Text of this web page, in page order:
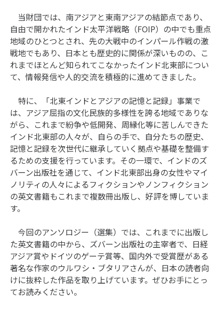
当財団では、南アジアと東南アジアの結節点であり、
自由で開かれたインド太平洋戦略（FOIP）の中でも重点
地域のひとつとされ、先の大戦中のインパール作戦の激
戦地でもあり、日本とも歴史的に関係が深いものの、こ
れまでほとんど知られてこなかったインド北東部につい
て、情報発信や人的交流を積極的に進めてきました。
特に、「北東インドとアジアの記憶と記録」事業で
は、アジア屈指の文化民族的多様性を誇る地域でありな
がら、これまで紛争や低開発、周縁化等に苦しんできた
インド北東部の人々が、自らの手で、自分たちの歴史、
記憶と記録を次世代に継承していく拠点や基礎を整備す
るための支援を行っています。その一環で、インドのズ
バーン出版社を通じて、インド北東部出身の女性やマイ
ノリティの人々によるフィクションやノンフィクション
の英文書籍もこれまで複数冊出版し、好評を博していま
す。
今回のアンソロジー（選集）では、これまでに出版し
た英文書籍の中から、ズバーン出版社の主宰者で、日経
アジア賞やドイツのゲーテ賞等、国内外で受賞歴がある
著名な作家のウルワシ・ブタリアさんが、日本の読者向
けに抜粋した作品を取り上げています。ぜひお手にとっ
てお読みください。